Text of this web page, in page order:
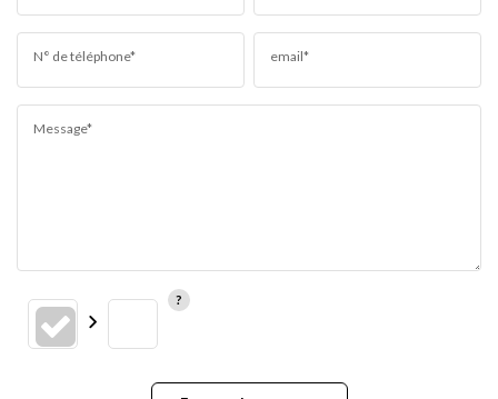
N° de téléphone* email*
Message*